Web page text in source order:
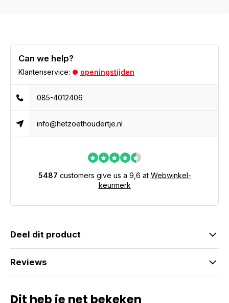
Can we help?
Klantenservice: openingstijden
085-4012406
info@hetzoethoudertje.nl
5487 customers give us a 9,6 at Webwinkel-
keurmerk
Deel dit product
Reviews
Dit heb je net bekeken